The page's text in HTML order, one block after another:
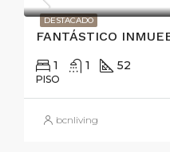
DESTACADO
1 1 52
PISO
bcnliving